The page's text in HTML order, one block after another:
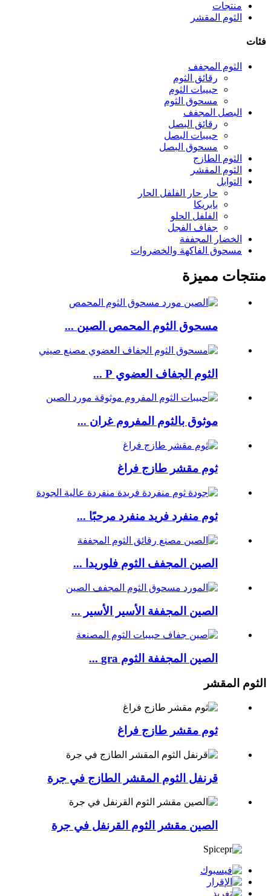
منتجات
الثوم المقشر
فئات
الثوم المجفف
رقائق الثوم
حبيبات الثوم
مسحوق الثوم
البصل المجفف
رقائق البصل
حبيبات البصل
مسحوق البصل
الثوم الطازج
الثوم المقشر
التوابل
حار حار الفلفل الحار
بابريكا
الفلفل الحلو
جفاف الفجل
الخضار المجففة
مسحوق الفاكهة والخضروات
منتجات مميزة
مسحوق الثوم المحمص الصين ...
الثوم الجفاف العضوي P ...
موثوق بالثوم المفروم غران ...
ثوم مقشر طازج فراغ
ثوم منفرد فريد منفرد مرحبًا ...
الصين المجفف الثوم فلوريدا ...
الصين المجففة الأسير الأسير ...
الصين المجففة الثوم gra ...
الثوم المقشر
ثوم مقشر طازج فراغ
قرنفل الثوم المقشر الطازج في جرة
الصين مقشر الثوم القرنفل في جرة